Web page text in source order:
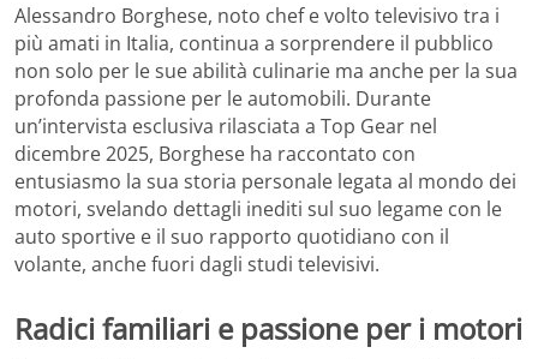
Alessandro Borghese, noto chef e volto televisivo tra i
più amati in Italia, continua a sorprendere il pubblico
non solo per le sue abilità culinarie ma anche per la sua
profonda passione per le automobili. Durante
un’intervista esclusiva rilasciata a Top Gear nel
dicembre 2025, Borghese ha raccontato con
entusiasmo la sua storia personale legata al mondo dei
motori, svelando dettagli inediti sul suo legame con le
auto sportive e il suo rapporto quotidiano con il
volante, anche fuori dagli studi televisivi.
Radici familiari e passione per i motori